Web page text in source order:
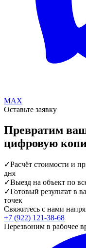
MAX
Оставьте заявку
Превратим
цифровую
✓Расчёт стоимости и
дня
✓Выезд на объект по
✓Готовый результат в
точек
Свяжитесь с нами
+7 (922) 121-38-68
Перезвоним в рабочее